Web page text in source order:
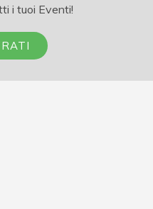
i tuoi Eventi!